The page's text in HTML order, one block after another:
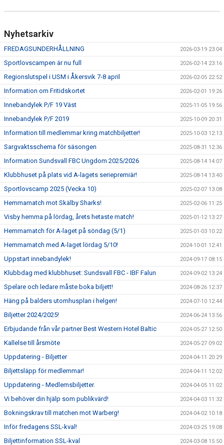
Nyhetsarkiv
FREDAGSUNDERHÅLLNING 2026-03-19 23:04
Sportlovscampen är nu full 2026-02-14 23:16
Regionslutspel i USM i Åkersvik 7-8 april 2026-02-05 22:52
Information om Fritidskortet 2026-02-01 19:26
Innebandylek P/F 19 Väst 2025-11-05 19:56
Innebandylek P/F 2019 2025-10-09 20:31
Information till medlemmar kring matchbiljetter! 2025-10-03 12:13
Sargvaktsschema för säsongen 2025-08-31 12:36
Information Sundsvall FBC Ungdom 2025/2026 2025-08-14 14:07
Klubbhuset på plats vid A-lagets seriepremiär! 2025-08-14 13:40
Sportlovscamp 2025 (Vecka 10) 2025-02-07 13:08
Hemmamatch mot Skälby Sharks! 2025-02-06 11:25
Visby hemma på lördag, årets hetaste match! 2025-01-12 13:27
Hemmamatch för A-laget på söndag (5/1) 2025-01-03 10:22
Hemmamatch med A-laget lördag 5/10! 2024-10-01 12:41
Uppstart innebandylek! 2024-09-17 08:15
Klubbdag med klubbhuset: Sundsvall FBC - IBF Falun 2024-09-02 13:24
Spelare och ledare måste boka biljett! 2024-08-26 12:37
Häng på balders utomhusplan i helgen! 2024-07-10 12:44
Biljetter 2024/2025! 2024-06-24 13:56
Erbjudande från vår partner Best Western Hotel Baltic 2024-05-27 12:50
Kallelse till årsmöte 2024-05-27 09:02
Uppdatering - Biljetter 2024-04-11 20:29
Biljettsläpp för medlemmar! 2024-04-11 12:02
Uppdatering - Medlemsbiljetter. 2024-04-05 11:02
Vi behöver din hjälp som publikvärd! 2024-04-03 11:32
Bokningskrav till matchen mot Warberg! 2024-04-02 10:18
Inför fredagens SSL-kval! 2024-03-25 19:08
Biljettinformation SSL-kval 2024-03-08 15:50